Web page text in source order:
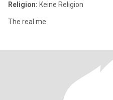
Religion: Keine Religion
The real me